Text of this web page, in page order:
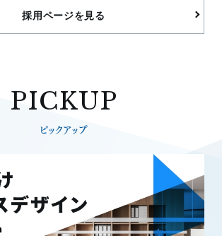
採用ページを見る
PICKUP
ピックアップ